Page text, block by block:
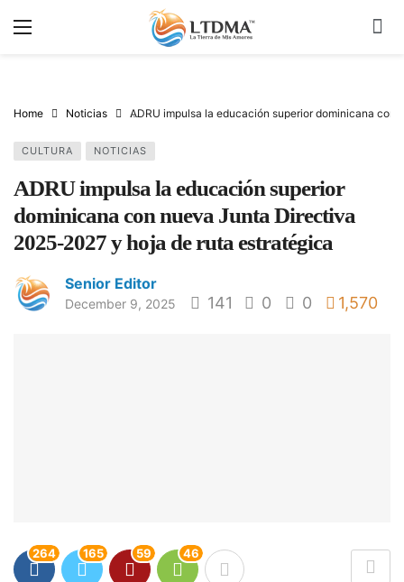
Home Noticias ADRU impulsa la educación superior dominicana
CULTURA NOTICIAS
ADRU impulsa la educación superior
dominicana con nueva Junta Directiva
2025-2027 y hoja de ruta estratégica
Senior Editor
December 9, 2025 141 0 0 1,570
264 165 59 46